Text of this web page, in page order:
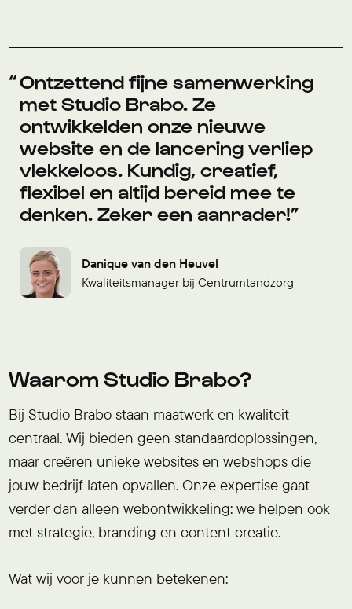
Ontzettend fijne samenwerking
met Studio Brabo. Ze
ontwikkelden onze nieuwe
website en de lancering verliep
vlekkeloos. Kundig, creatief,
flexibel en altijd bereid mee te
denken. Zeker een aanrader!
Danique van den Heuvel
Kwaliteitsmanager bij Centrumtandzorg
Waarom Studio Brabo?
Bij Studio Brabo staan maatwerk en kwaliteit
centraal. Wij bieden geen standaardoplossingen,
maar creëren unieke websites en webshops die
jouw bedrijf laten opvallen. Onze expertise gaat
verder dan alleen webontwikkeling: we helpen ook
met strategie, branding en content creatie.
Wat wij voor je kunnen betekenen: